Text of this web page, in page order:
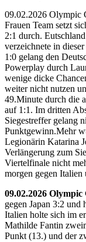
09.02.2026 Olympic
Frauen Team setzt
2:1 durch.
verzeichnete in
1:0 gelang den
Powerplay durch
wenige dicke
weiter nicht nutzen
49.Minute durch die
auf 1:1. Im dritten
Siegestreffer gelang
Punktgewinn.Mehr
Legionärin Katarina
Verlängerung zum
Viertelfinale nicht
morgen gegen
09.02.2026 Olympic
gegen Japan 3:2 und
Italien holte sich im
Mathilde Fantin
Punkt (13.) und der